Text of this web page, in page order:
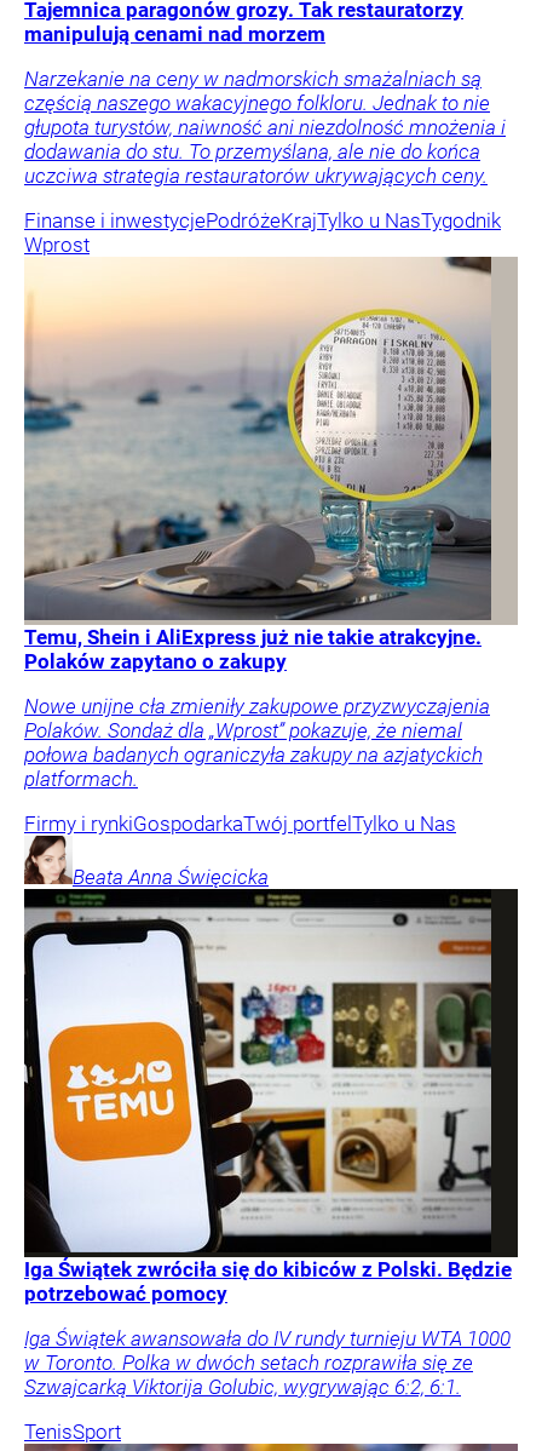
Tajemnica paragonów grozy. Tak restauratorzy
manipulują cenami nad morzem
Narzekanie na ceny w nadmorskich smażalniach są
częścią naszego wakacyjnego folkloru. Jednak to nie
głupota turystów, naiwność ani niezdolność mnożenia i
dodawania do stu. To przemyślana, ale nie do końca
uczciwa strategia restauratorów ukrywających ceny.
Finanse i inwestycjePodróżeKrajTylko u NasTygodnik
Wprost
Temu, Shein i AliExpress już nie takie atrakcyjne.
Polaków zapytano o zakupy
Nowe unijne cła zmieniły zakupowe przyzwyczajenia
Polaków. Sondaż dla „Wprost” pokazuje, że niemal
połowa badanych ograniczyła zakupy na azjatyckich
platformach.
Firmy i rynkiGospodarkaTwój portfel Tylko u Nas
Beata Anna Święcicka
Iga Świątek zwróciła się do kibiców z Polski. Będzie
potrzebować pomocy
Iga Świątek awansowała do IV rundy turnieju WTA 1000
w Toronto. Polka w dwóch setach rozprawiła się ze
Szwajcarką Viktorija Golubic, wygrywając 6:2, 6:1.
TenisSport